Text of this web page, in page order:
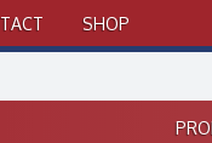
SHOP